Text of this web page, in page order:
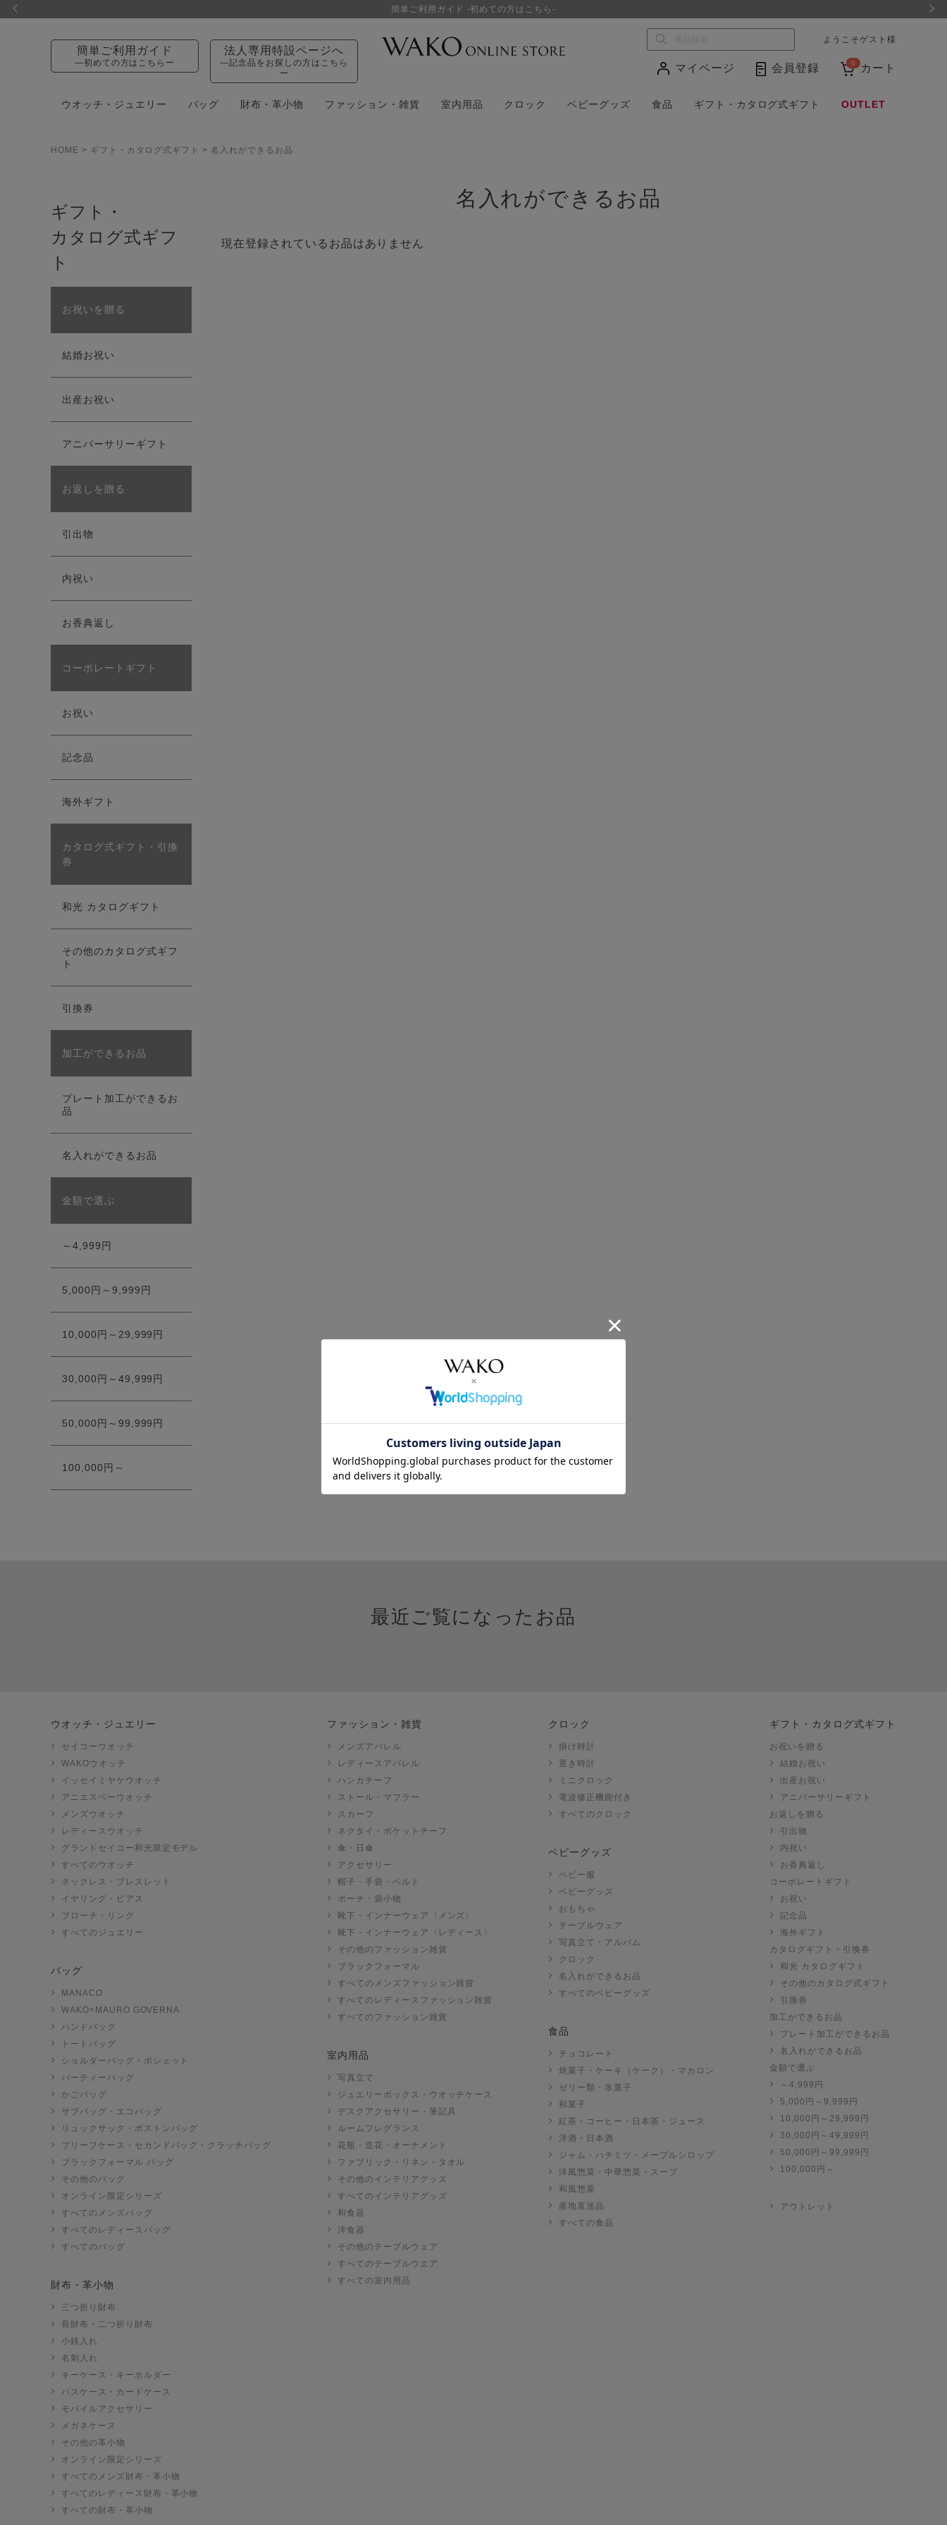
簡単ご利用ガイド
—初めての方はこちらー
法人専用特設ページへ
—記念品をお探しの方はこちら
ー
ようこそゲスト様
マイページ 会員登録 0 カート
ウオッチ・ジュエリー バッグ 財布・革小物 ファッション・雑貨 室内用品 クロック ベビーグッズ 食品 ギフト・カタログ式ギフト OUTLET
HOME ギフト・カタログ式ギフト 名入れができるお品
ギフト・
カタログ式ギフ
ト
お祝いを贈る
結婚お祝い
出産お祝い
アニバーサリーギフト
お返しを贈る
引出物
内祝い
お香典返し
コーポレートギフト
お祝い
記念品
海外ギフト
カタログ式ギフト・引換
券
和光 カタログギフト
その他のカタログ式ギフ
ト
引換券
加工ができるお品
プレート加工ができるお
品
名入れができるお品
金額で選ぶ
～4,999円
5,000円～9,999円
10,000円～29,999円
30,000円～49,999円
50,000円～99,999円
100,000円～
名入れができるお品
現在登録されているお品はありません
最近ご覧になったお品
ウオッチ・ジュエリー
セイコーウオッチ
WAKOウオッチ
イッセイミヤケウオッチ
アニエスベーウオッチ
メンズウオッチ
レディースウオッチ
グランドセイコー和光限定モデル
すべてのウオッチ
ネックレス・ブレスレット
イヤリング・ピアス
ブローチ・リング
すべてのジュエリー
バッグ
MANACO
WAKO×MAURO GOVERNA
ハンドバッグ
トートバッグ
ショルダーバッグ・ポシェット
パーティーバッグ
かごバッグ
サブバッグ・エコバッグ
リュックサック・ボストンバッグ
ブリーフケース・セカンドバッグ・クラッチバッグ
ブラックフォーマル バッグ
その他のバッグ
オンライン限定シリーズ
すべてのメンズバッグ
すべてのレディースバッグ
すべてのバッグ
財布・革小物
三つ折り財布
長財布・二つ折り財布
小銭入れ
名刺入れ
キーケース・キーホルダー
パスケース・カードケース
モバイルアクセサリー
メガネケース
その他の革小物
オンライン限定シリーズ
すべてのメンズ財布・革小物
すべてのレディース財布・革小物
すべての財布・革小物
ファッション・雑貨
メンズアパレル
レディースアパレル
ハンカチーフ
ストール・マフラー
スカーフ
ネクタイ・ポケットチーフ
傘・日傘
アクセサリー
帽子・手袋・ベルト
ポーチ・袋小物
靴下・インナーウェア〈メンズ〉
靴下・インナーウェア〈レディース〉
その他のファッション雑貨
ブラックフォーマル
すべてのメンズファッション雑貨
すべてのレディースファッション雑貨
すべてのファッション雑貨
室内用品
写真立て
ジュエリーボックス・ウオッチケース
デスクアクセサリー・筆記具
ルームフレグランス
花瓶・造花・オーナメント
ファブリック・リネン・タオル
その他のインテリアグッズ
すべてのインテリアグッズ
和食器
洋食器
その他のテーブルウェア
すべてのテーブルウエア
すべての室内用品
クロック
掛け時計
置き時計
ミニクロック
電波修正機能付き
すべてのクロック
ベビーグッズ
ベビー服
ベビーグッズ
おもちゃ
テーブルウェア
写真立て・アルバム
クロック
名入れができるお品
すべてのベビーグッズ
食品
チョコレート
焼菓子・ケーキ（ケーク）・マカロン
ゼリー類・氷菓子
和菓子
紅茶・コーヒー・日本茶・ジュース
洋酒・日本酒
ジャム・ハチミツ・メープルシロップ
洋風惣菜・中華惣菜・スープ
和風惣菜
産地直送品
すべての食品
ギフト・カタログ式ギフト
お祝いを贈る
結婚お祝い
出産お祝い
アニバーサリーギフト
お返しを贈る
引出物
内祝い
お香典返し
コーポレートギフト
お祝い
記念品
海外ギフト
カタログギフト・引換券
和光 カタログギフト
その他のカタログ式ギフト
引換券
加工ができるお品
プレート加工ができるお品
名入れができるお品
金額で選ぶ
～4,999円
5,000円～9,999円
10,000円～29,999円
30,000円～49,999円
50,000円～99,999円
100,000円～
アウトレット